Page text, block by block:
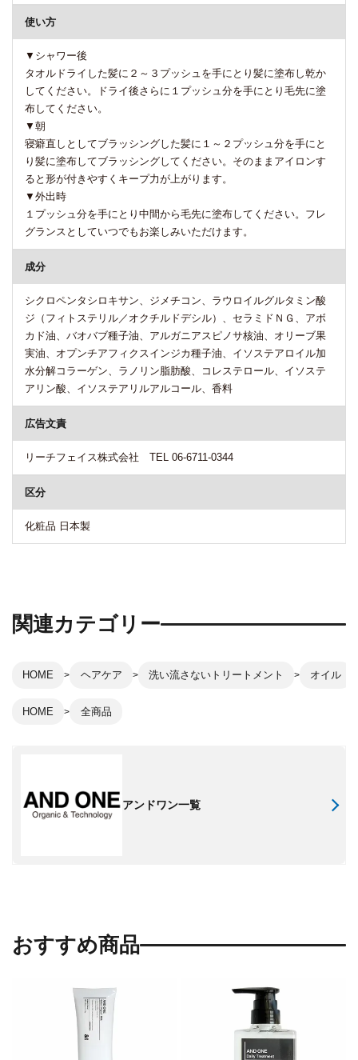
使い方
▼シャワー後
タオルドライした髪に２～３プッシュを手にとり髪に塗布し乾か
してください。ドライ後さらに１プッシュ分を手にとり毛先に塗
布してください。
▼朝
寝癖直しとしてブラッシングした髪に１～２プッシュ分を手にと
り髪に塗布してブラッシングしてください。そのままアイロンす
ると形が付きやすくキープ力が上がります。
▼外出時
１プッシュ分を手にとり中間から毛先に塗布してください。フレ
グランスとしていつでもお楽しみいただけます。
成分
シクロペンタシロキサン、ジメチコン、ラウロイルグルタミン酸
ジ（フィトステリル／オクチルドデシル）、セラミドＮＧ、アボ
カド油、バオバブ種子油、アルガニアスピノサ核油、オリーブ果
実油、オプンチアフィクスインジカ種子油、イソステアロイル加
水分解コラーゲン、ラノリン脂肪酸、コレステロール、イソステ
アリン酸、イソステアリルアルコール、香料
広告文責
リーチフェイス株式会社 TEL 06-6711-0344
区分
化粧品 日本製
関連カテゴリー
HOME ヘアケア 洗い流さないトリートメント オイル
HOME 全商品
アンドワン一覧
おすすめ商品